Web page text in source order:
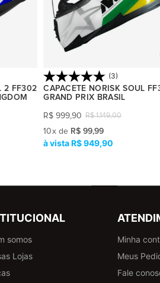
2 FF302
(3)
CAPACETE NORISK SOUL
GRAND PRIX BRASIL
R$ 1.149,00
R$ 999,90
10x de R$ 99,99
R$ 949,90
somos
Lojas
Minha
Meus
Fale